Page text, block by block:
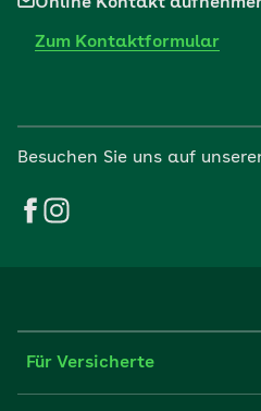
Zum Kontaktformular
Besuchen Sie uns auf
Für Versicherte